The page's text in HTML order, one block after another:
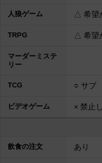
人狼ゲーム △ 希望
TRPG △ 希望
マーダーミステ
リー
TCG ○ サブ
ビデオゲーム × 禁止
飲食の注文 あり